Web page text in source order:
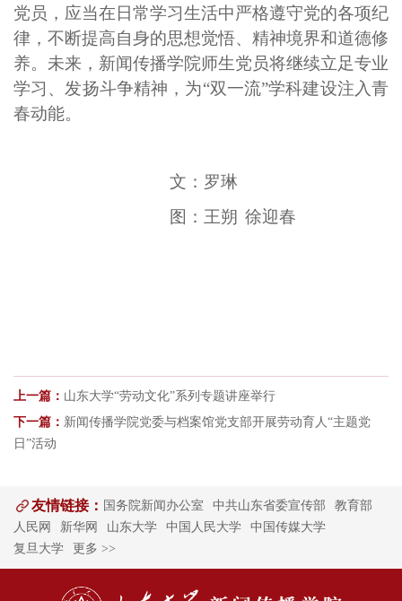
党员 ， 应当在日常学习生活中严格遵守党的各项纪
律，不断提高自身的思想觉悟、精神境界和道德修
养。 未来，新闻传播学院师生党员将继续立足专业
学习 、发扬斗争精神，为“双一流”学科建设注入青
春动能。
文：罗琳
图：王朔 徐迎春
上一篇： 山东大学“劳动文化”系列专题讲座举行
下一篇： 新闻传播学院党委与档案馆党支部开展劳动育人“主题党
日”活动
友情链接： 国务院新闻办公室 中共山东省委宣传部
教育部
人民网
新华网 山东大学 中国人民大学
中国传媒大学
复旦大学
更多 >>